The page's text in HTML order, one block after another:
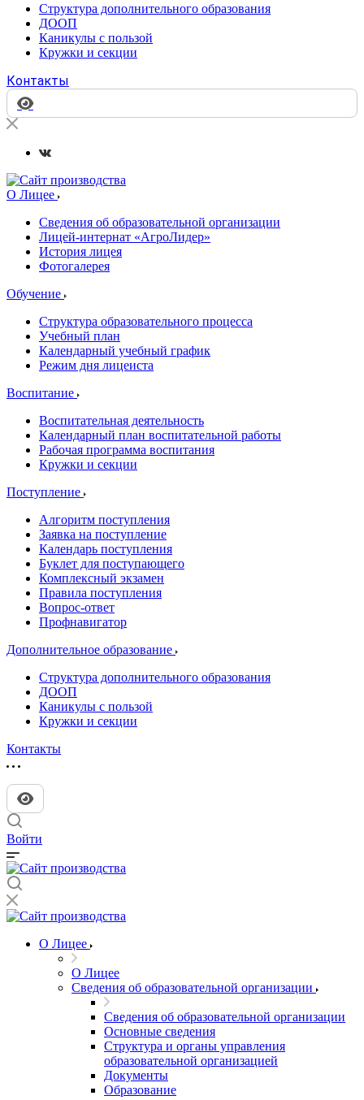
Структура дополнительного образования
ДООП
Каникулы с пользой
Кружки и секции
Контакты
О Лицее
Сведения об образовательной организации
Лицей-интернат «АгроЛидер»
История лицея
Фотогалерея
Обучение
Структура образовательного процесса
Учебный план
Календарный учебный график
Режим дня лицеиста
Воспитание
Воспитательная деятельность
Календарный план воспитательной работы
Рабочая программа воспитания
Кружки и секции
Поступление
Алгоритм поступления
Заявка на поступление
Календарь поступления
Буклет для поступающего
Комплексный экзамен
Правила поступления
Вопрос-ответ
Профнавигатор
Дополнительное образование
Структура дополнительного образования
ДООП
Каникулы с пользой
Кружки и секции
Контакты
Войти
О Лицее
О Лицее
Сведения об образовательной организации
Сведения об образовательной организации
Основные сведения
Структура и органы управления
образовательной организацией
Документы
Образование